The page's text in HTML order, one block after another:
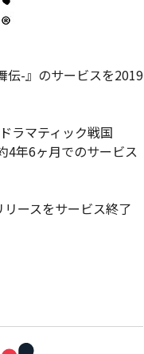
伝-』のサービスを2019
ラマティック戦国
4年6ヶ月でのサービス
ースをサービス終了